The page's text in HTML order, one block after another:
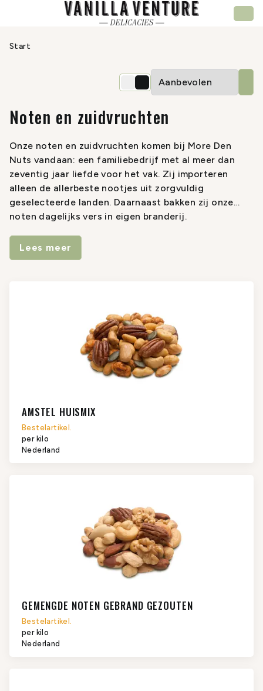
Start
Noten en zuidvruchten
Onze noten en zuidvruchten komen bij More Den
Nuts vandaan: een familiebedrijf met al meer dan
zeventig jaar liefde voor het vak. Zij importeren
alleen de allerbeste nootjes uit zorgvuldig
geselecteerde landen. Daarnaast bakken zij onze
noten dagelijks vers in eigen branderij.
Lees meer
AMSTEL HUISMIX
Bestelartikel.
per kilo
Nederland
GEMENGDE NOTEN GEBRAND GEZOUTEN
Bestelartikel.
per kilo
Nederland